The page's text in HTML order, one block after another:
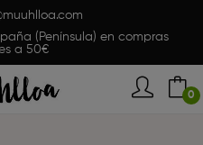
(Península) en compras
a 50€
0